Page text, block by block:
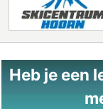
Heb je een